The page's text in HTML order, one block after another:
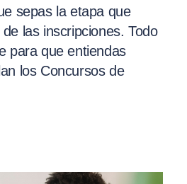
sepas la etapa que
las inscripciones. Todo
para que entiendas
los Concursos de